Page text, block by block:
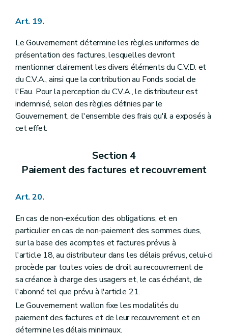
Art. 19.
Le Gouvernement détermine les règles uniformes de
présentation des factures, lesquelles devront
mentionner clairement les divers éléments du C.V.D. et
du C.V.A., ainsi que la contribution au Fonds social de
l'Eau. Pour la perception du C.V.A., le distributeur est
indemnisé, selon des règles définies par le
Gouvernement, de l'ensemble des frais qu'il a exposés à
cet effet.
Section 4
Paiement des factures et recouvrement
Art. 20.
En cas de non-exécution des obligations, et en
particulier en cas de non-paiement des sommes dues,
sur la base des acomptes et factures prévus à
l'article 18, au distributeur dans les délais prévus, celui-ci
procède par toutes voies de droit au recouvrement de
sa créance à charge des usagers et, le cas échéant, de
l'abonné tel que prévu à l'article 21.
Le Gouvernement wallon fixe les modalités du
paiement des factures et de leur recouvrement et en
détermine les délais minimaux.